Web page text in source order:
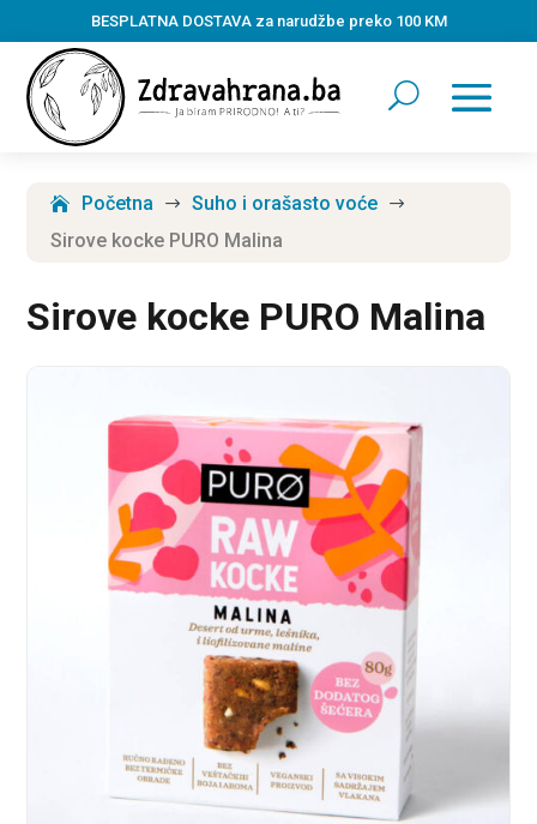
BESPLATNA DOSTAVA za narudžbe preko 100 KM
Početna $ Suho i orašasto voće $
Sirove kocke PURO Malina
Sirove kocke PURO Malina